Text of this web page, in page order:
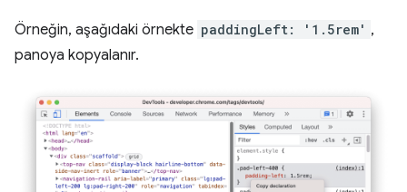
Örneğin, aşağıdaki örnekte paddingLeft: '1.5rem' ,
panoya kopyalanır.